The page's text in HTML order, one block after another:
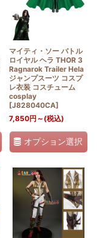
マイティ・ソー バトル
ロイヤル ヘラ THOR 3
Ragnarok Trailer Hela
ジャンプスーツ コスプ
レ衣装 コスチューム
cosplay
[J828040CA]
7,850円 ～ (税込)
オプション選択